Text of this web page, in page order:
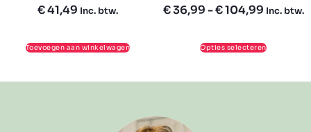
€41,49 Inc. btw.
Toevoegen aan winkelwagen
€36,99-€104,99 Inc. btw.
Opties selecteren